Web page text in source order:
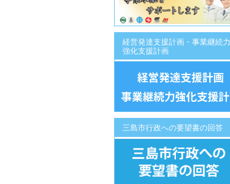
経営発達支援計画・事業継続力
強化支援計画
三島市行政への要望書の回答